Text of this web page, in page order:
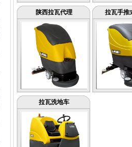
陕西拉瓦代理 拉瓦手推
拉瓦洗地车